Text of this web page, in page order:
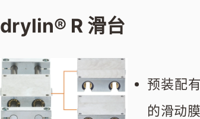
drylin® R 滑台
预装配
的滑动